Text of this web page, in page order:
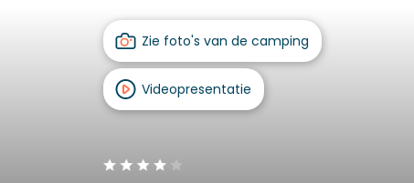
Zie foto's van de camping
Videopresentatie